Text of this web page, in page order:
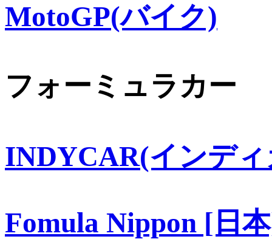
MotoGP(バイク)
フォーミュラカー
INDYCAR(インデ
Fomula Nippon [日